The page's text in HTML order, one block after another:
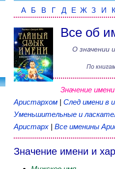
А Б В Г Д Е Ж З И К
Все об
О значении
По
Значение
Аристархом | След имени в
Уменьшительные и
Аристарх| Все именины
Значение имени и